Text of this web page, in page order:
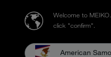
Welcome to MEIKO.
click "confirm".
American